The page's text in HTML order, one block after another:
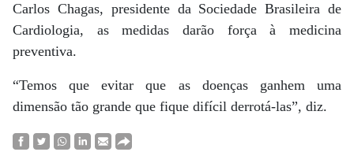
Carlos Chagas, presidente da Sociedade Brasileira de
Cardiologia, as medidas darão força à medicina
preventiva.
“Temos que evitar que as doenças ganhem uma
dimensão tão grande que fique difícil derrotá-las”, diz.